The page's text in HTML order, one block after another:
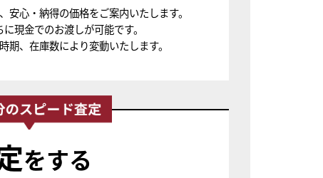
安心・納得の価格をご案内いたします。
現金でのお渡しが可能です。
、在庫数により変動いたします。
をする